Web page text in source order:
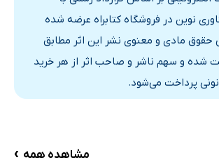
نوین در فروشگاه کتابراه عرضه شده
حقوق مادی و معنوی نشر این اثر مطابق
شده و سهم ناشر و صاحب اثر از هر خرید
پرداخت می‌شود.
مشاهده همه ›